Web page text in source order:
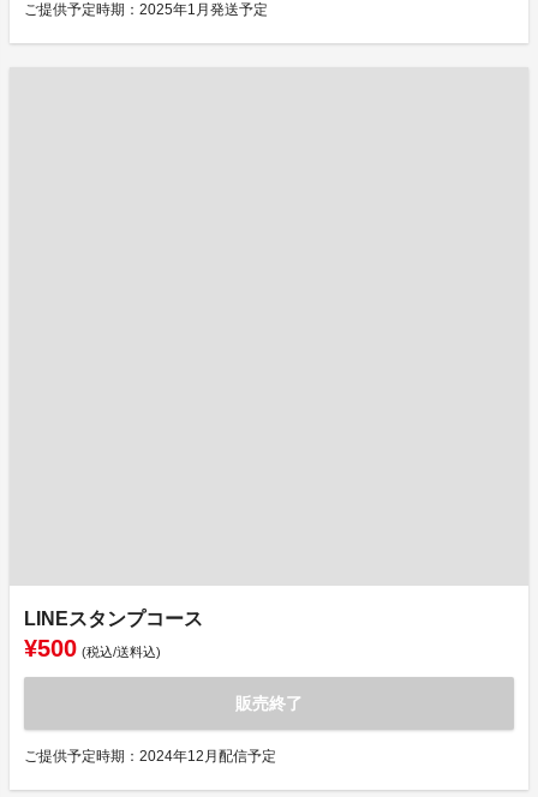
ご提供予定時期：2025年1月発送予定
LINEスタンプコース
¥500 (税込/送料込)
販売終了
ご提供予定時期：2024年12月配信予定